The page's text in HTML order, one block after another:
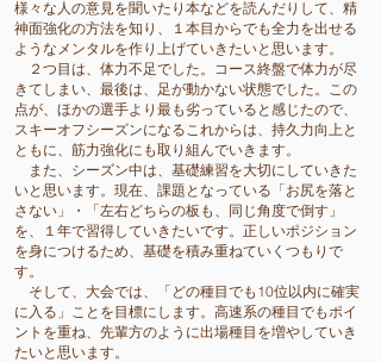
様々な人の意見を聞いたり本などを読んだりして、精
神面強化の方法を知り、１本目からでも全力を出せる
ようなメンタルを作り上げていきたいと思います。
２つ目は、体力不足でした。コース終盤で体力が尽
きてしまい、最後は、足が動かない状態でした。この
点が、ほかの選手より最も劣っていると感じたので、
スキーオフシーズンになるこれからは、持久力向上と
ともに、筋力強化にも取り組んでいきます。
また、シーズン中は、基礎練習を大切にしていきた
いと思います。現在、課題となっている「お尻を落と
さない」・「左右どちらの板も、同じ角度で倒す」
を、１年で習得していきたいです。正しいポジション
を身につけるため、基礎を積み重ねていくつもりで
す。
そして、大会では、「どの種目でも10位以内に確実
に入る」ことを目標にします。高速系の種目でもポイ
ントを重ね、先輩方のように出場種目を増やしていき
たいと思います。